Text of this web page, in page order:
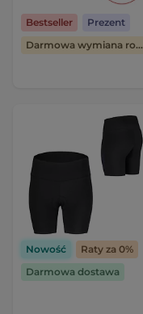
Bestseller
Prezent
Darmowa wymiana rozmiaru
Nowość
Raty za 0%
Darmowa dostawa